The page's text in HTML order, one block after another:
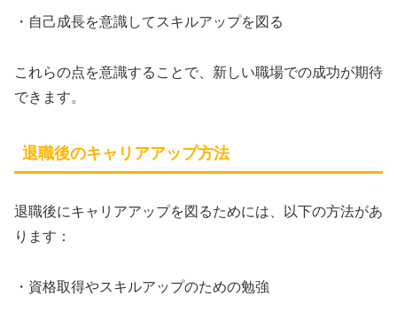
・自己成長を意識してスキルアップを図る
これらの点を意識することで、新しい職場での成功が期待
できます。
退職後のキャリアアップ方法
退職後にキャリアアップを図るためには、以下の方法があ
ります：
・資格取得やスキルアップのための勉強